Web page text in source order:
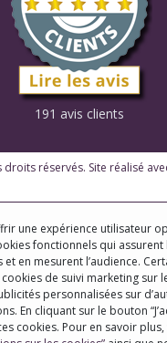
191 avis clients
droits réservés. Site réalisé
une expérience utilisateur
fonctionnels qui
et en mesurent l’audience.
de suivi marketing sur
personnalisées sur
En cliquant sur le bouton
cookies. Pour en savoir